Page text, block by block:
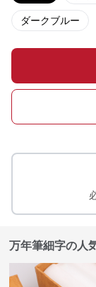
ダークブルー
万年筆細字の人